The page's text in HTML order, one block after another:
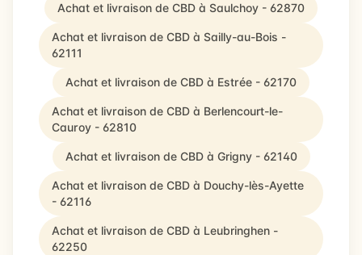
Achat et livraison de CBD à Saulchoy - 62870
Achat et livraison de CBD à Sailly-au-Bois -
62111
Achat et livraison de CBD à Estrée - 62170
Achat et livraison de CBD à Berlencourt-le-
Cauroy - 62810
Achat et livraison de CBD à Grigny - 62140
Achat et livraison de CBD à Douchy-lès-Ayette
- 62116
Achat et livraison de CBD à Leubringhen -
62250